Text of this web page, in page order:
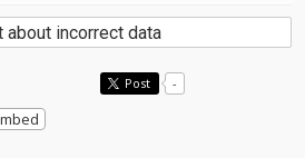
about incorrect data
Post -